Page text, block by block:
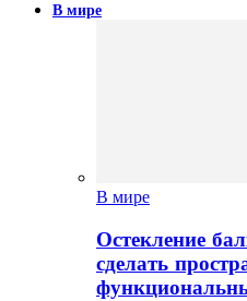
В мире
В мире
Остекление
сделать